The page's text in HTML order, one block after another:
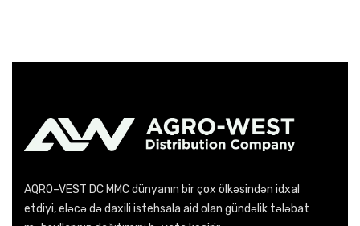
AQRO–VEST DC MMC dünyanın bir çox ölkəsindən idxal
etdiyi, eləcə də daxili istehsala aid olan gündəlik tələbat